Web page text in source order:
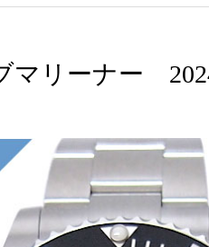
リーナー